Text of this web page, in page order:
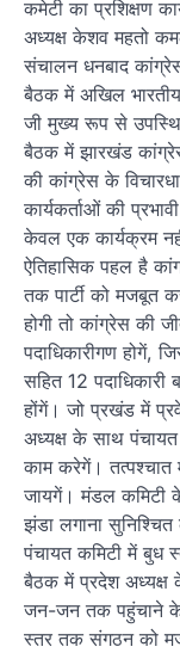
कमेटी का प्रशिक्षण
अध्यक्ष केशव महतो
संचालन धनबाद
बैठक में अखिल
जी मुख्य रूप से
बैठक में झारखंड
की कांग्रेस के
कार्यकर्ताओं की
केवल एक कार्यक्रम
ऐतिहासिक पहल है
तक पार्टी को मजबूत
होगी तो कांग्रेस की
पदाधिकारीगण होगें,
सहित 12
होंगें। जो प्रखंड में
अध्यक्ष के साथ
काम करेगें।
जायगें। मंडल कमिटी
झंडा लगाना
पंचायत कमिटी में बुध
बैठक में प्रदेश अध्यक्ष
जन-जन तक पहुंचाने
स्तर तक संगठन को